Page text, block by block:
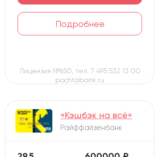
Подробнее
Лицензия №650, тел. 7 495 532 13 00
pochtabank.ru
«Кэшбэк на всё»
Райффайзенбанк